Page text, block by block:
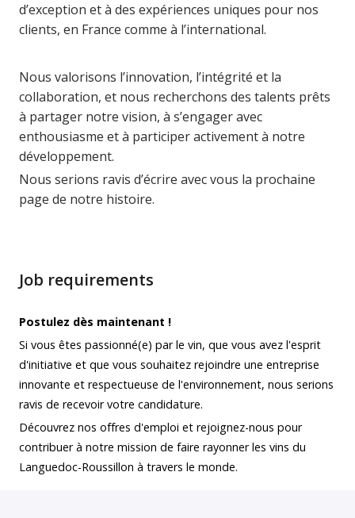
d’exception et à des expériences uniques pour nos
clients, en France comme à l’international.
Nous valorisons l’innovation, l’intégrité et la
collaboration, et nous recherchons des talents prêts
à partager notre vision, à s’engager avec
enthousiasme et à participer activement à notre
développement.
Nous serions ravis d’écrire avec vous la prochaine
page de notre histoire.
Job requirements
Postulez dès maintenant !
Si vous êtes passionné(e) par le vin, que vous avez l'esprit
d'initiative et que vous souhaitez rejoindre une entreprise
innovante et respectueuse de l'environnement, nous serions
ravis de recevoir votre candidature.
Découvrez nos offres d'emploi et rejoignez-nous pour
contribuer à notre mission de faire rayonner les vins du
Languedoc-Roussillon à travers le monde.